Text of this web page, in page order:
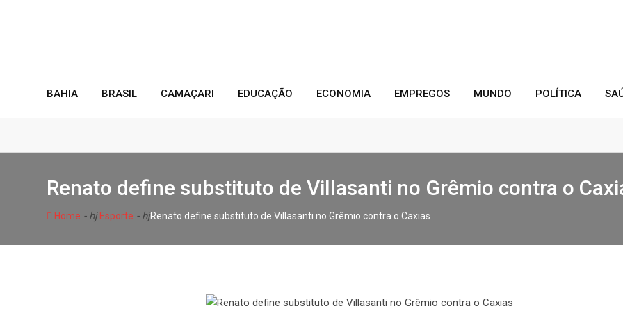
BAHIA BRASIL CAMAÇARI EDUCAÇÃO ECONOMIA EMPREGOS MUNDO POLÍTICA
Renato define substituto de Villasanti no Grêmio contra o
Home - hjEsporte - hjRenato define substituto de Villasanti no Grêmio contra o Caxias